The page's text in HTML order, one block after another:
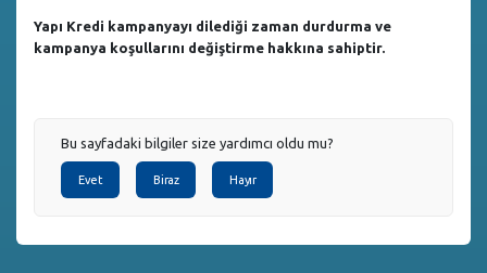
Yapı Kredi kampanyayı dilediği zaman durdurma ve
kampanya koşullarını değiştirme hakkına sahiptir.
Bu sayfadaki bilgiler size yardımcı oldu mu?
Evet Biraz Hayır